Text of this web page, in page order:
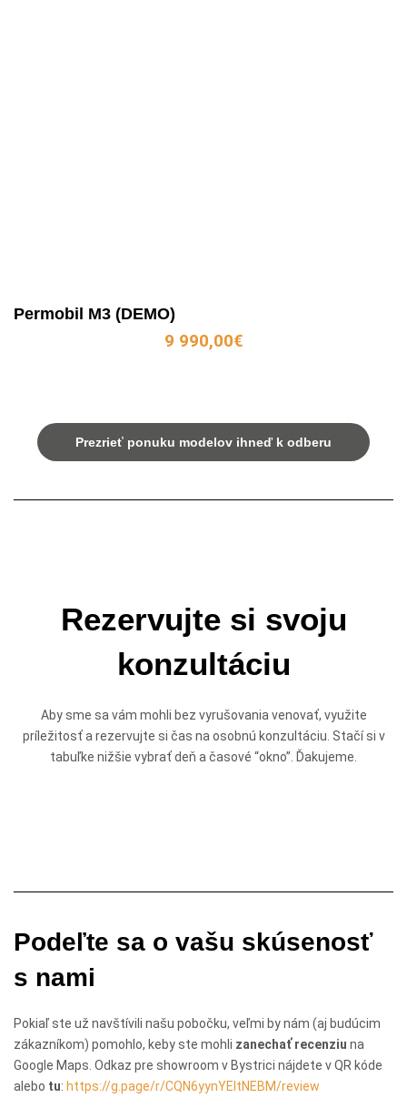
Permobil M3 (DEMO)
9 990,00€
Prezrieť ponuku modelov ihneď k odberu
Rezervujte si svoju
konzultáciu
Aby sme sa vám mohli bez vyrušovania venovať, využite
príležitosť a rezervujte si čas na osobnú konzultáciu. Stačí si v
tabuľke nižšie vybrať deň a časové “okno”. Ďakujeme.
Podeľte sa o vašu skúsenosť
s nami
Pokiaľ ste už navštívili našu pobočku, veľmi by nám (aj budúcim
zákazníkom) pomohlo, keby ste mohli zanechať recenziu na
Google Maps. Odkaz pre showroom v Bystrici nájdete v QR kóde
alebo tu: https://g.page/r/CQN6yynYEItNEBM/review